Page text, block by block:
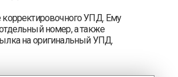
корректировочного УПД. Ему
номер, а также
на оригинальный УПД.